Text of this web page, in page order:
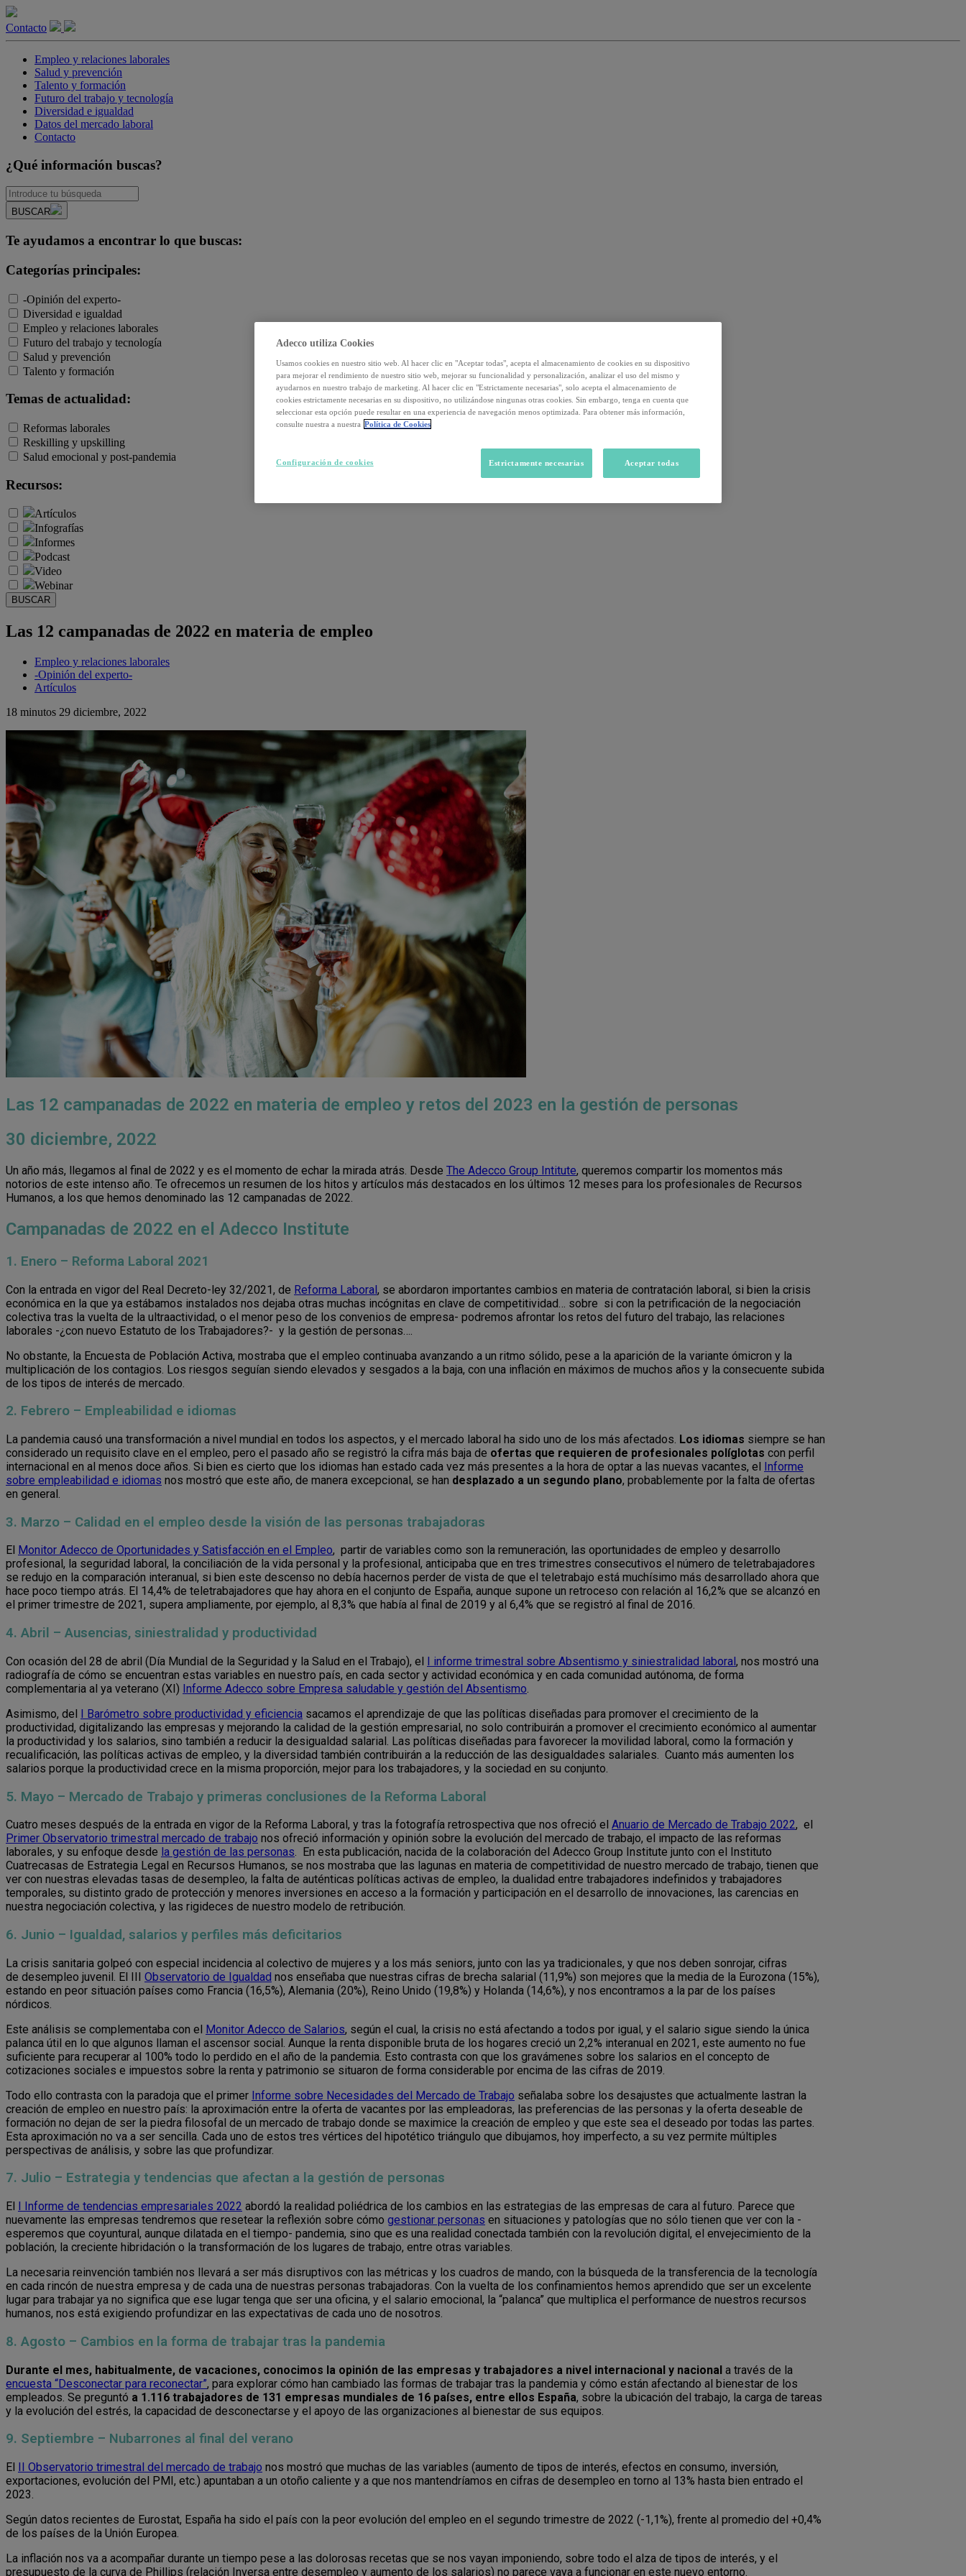
Contacto
Empleo y relaciones laborales
Salud y prevención
Talento y formación
Futuro del trabajo y tecnología
Diversidad e igualdad
Datos del mercado laboral
Contacto
¿Qué información buscas?
BUSCAR
Te ayudamos a encontrar lo que buscas:
Categorías principales:
-Opinión del experto-
Diversidad e igualdad
Empleo y relaciones laborales
Futuro del trabajo y tecnología
Salud y prevención
Talento y formación
Temas de actualidad:
Reformas laborales
Reskilling y upskilling
Salud emocional y post-pandemia
Recursos:
Artículos
Infografías
Informes
Podcast
Video
Webinar
BUSCAR
Las 12 campanadas de 2022 en materia de empleo
Empleo y relaciones laborales
-Opinión del experto-
Artículos
18 minutos 29 diciembre, 2022
Las 12 campanadas de 2022 en materia de empleo y retos del 2023 en la gestión de personas
30 diciembre, 2022
Un año más, llegamos al final de 2022 y es el momento de echar la mirada atrás. Desde The Adecco Group Intitute, queremos compartir los momentos más
notorios de este intenso año. Te ofrecemos un resumen de los hitos y artículos más destacados en los últimos 12 meses para los profesionales de Recursos
Humanos, a los que hemos denominado las 12 campanadas de 2022.
Campanadas de 2022 en el Adecco Institute
1. Enero – Reforma Laboral 2021
Con la entrada en vigor del Real Decreto-ley 32/2021, de Reforma Laboral, se abordaron importantes cambios en materia de contratación laboral, si bien la crisis
económica en la que ya estábamos instalados nos dejaba otras muchas incógnitas en clave de competitividad… sobre si con la petrificación de la negociación
colectiva tras la vuelta de la ultraactividad, o el menor peso de los convenios de empresa- podremos afrontar los retos del futuro del trabajo, las relaciones
laborales -¿con nuevo Estatuto de los Trabajadores?- y la gestión de personas….
No obstante, la Encuesta de Población Activa, mostraba que el empleo continuaba avanzando a un ritmo sólido, pese a la aparición de la variante ómicron y la
multiplicación de los contagios. Los riesgos seguían siendo elevados y sesgados a la baja, con una inflación en máximos de muchos años y la consecuente subida
de los tipos de interés de mercado.
2. Febrero – Empleabilidad e idiomas
La pandemia causó una transformación a nivel mundial en todos los aspectos, y el mercado laboral ha sido uno de los más afectados. Los idiomas siempre se han
considerado un requisito clave en el empleo, pero el pasado año se registró la cifra más baja de ofertas que requieren de profesionales políglotas con perfil
internacional en al menos doce años. Si bien es cierto que los idiomas han estado cada vez más presentes a la hora de optar a las nuevas vacantes, el Informe
sobre empleabilidad e idiomas nos mostró que este año, de manera excepcional, se han desplazado a un segundo plano, probablemente por la falta de ofertas
en general.
3. Marzo – Calidad en el empleo desde la visión de las personas trabajadoras
El Monitor Adecco de Oportunidades y Satisfacción en el Empleo, partir de variables como son la remuneración, las oportunidades de empleo y desarrollo
profesional, la seguridad laboral, la conciliación de la vida personal y la profesional, anticipaba que en tres trimestres consecutivos el número de teletrabajadores
se redujo en la comparación interanual, si bien este descenso no debía hacernos perder de vista de que el teletrabajo está muchísimo más desarrollado ahora que
hace poco tiempo atrás. El 14,4% de teletrabajadores que hay ahora en el conjunto de España, aunque supone un retroceso con relación al 16,2% que se alcanzó en
el primer trimestre de 2021, supera ampliamente, por ejemplo, al 8,3% que había al final de 2019 y al 6,4% que se registró al final de 2016.
4. Abril – Ausencias, siniestralidad y productividad
Con ocasión del 28 de abril (Día Mundial de la Seguridad y la Salud en el Trabajo), el I informe trimestral sobre Absentismo y siniestralidad laboral, nos mostró una
radiografía de cómo se encuentran estas variables en nuestro país, en cada sector y actividad económica y en cada comunidad autónoma, de forma
complementaria al ya veterano (XI) Informe Adecco sobre Empresa saludable y gestión del Absentismo.
Asimismo, del I Barómetro sobre productividad y eficiencia sacamos el aprendizaje de que las políticas diseñadas para promover el crecimiento de la
productividad, digitalizando las empresas y mejorando la calidad de la gestión empresarial, no solo contribuirán a promover el crecimiento económico al aumentar
la productividad y los salarios, sino también a reducir la desigualdad salarial. Las políticas diseñadas para favorecer la movilidad laboral, como la formación y
recualificación, las políticas activas de empleo, y la diversidad también contribuirán a la reducción de las desigualdades salariales. Cuanto más aumenten los
salarios porque la productividad crece en la misma proporción, mejor para los trabajadores, y la sociedad en su conjunto.
5. Mayo – Mercado de Trabajo y primeras conclusiones de la Reforma Laboral
Cuatro meses después de la entrada en vigor de la Reforma Laboral, y tras la fotografía retrospectiva que nos ofreció el Anuario de Mercado de Trabajo 2022, el
Primer Observatorio trimestral mercado de trabajo nos ofreció información y opinión sobre la evolución del mercado de trabajo, el impacto de las reformas
laborales, y su enfoque desde la gestión de las personas. En esta publicación, nacida de la colaboración del Adecco Group Institute junto con el Instituto
Cuatrecasas de Estrategia Legal en Recursos Humanos, se nos mostraba que las lagunas en materia de competitividad de nuestro mercado de trabajo, tienen que
ver con nuestras elevadas tasas de desempleo, la falta de auténticas políticas activas de empleo, la dualidad entre trabajadores indefinidos y trabajadores
temporales, su distinto grado de protección y menores inversiones en acceso a la formación y participación en el desarrollo de innovaciones, las carencias en
nuestra negociación colectiva, y las rigideces de nuestro modelo de retribución.
6. Junio – Igualdad, salarios y perfiles más deficitarios
La crisis sanitaria golpeó con especial incidencia al colectivo de mujeres y a los más seniors, junto con las ya tradicionales, y que nos deben sonrojar, cifras
de desempleo juvenil. El III Observatorio de Igualdad nos enseñaba que nuestras cifras de brecha salarial (11,9%) son mejores que la media de la Eurozona (15%),
estando en peor situación países como Francia (16,5%), Alemania (20%), Reino Unido (19,8%) y Holanda (14,6%), y nos encontramos a la par de los países
nórdicos.
Este análisis se complementaba con el Monitor Adecco de Salarios, según el cual, la crisis no está afectando a todos por igual, y el salario sigue siendo la única
palanca útil en lo que algunos llaman el ascensor social. Aunque la renta disponible bruta de los hogares creció un 2,2% interanual en 2021, este aumento no fue
suficiente para recuperar al 100% todo lo perdido en el año de la pandemia. Esto contrasta con que los gravámenes sobre los salarios en el concepto de
cotizaciones sociales e impuestos sobre la renta y patrimonio se situaron de forma considerable por encima de las cifras de 2019.
Todo ello contrasta con la paradoja que el primer Informe sobre Necesidades del Mercado de Trabajo señalaba sobre los desajustes que actualmente lastran la
creación de empleo en nuestro país: la aproximación entre la oferta de vacantes por las empleadoras, las preferencias de las personas y la oferta deseable de
formación no dejan de ser la piedra filosofal de un mercado de trabajo donde se maximice la creación de empleo y que este sea el deseado por todas las partes.
Esta aproximación no va a ser sencilla. Cada uno de estos tres vértices del hipotético triángulo que dibujamos, hoy imperfecto, a su vez permite múltiples
perspectivas de análisis, y sobre las que profundizar.
7. Julio – Estrategia y tendencias que afectan a la gestión de personas
El I Informe de tendencias empresariales 2022 abordó la realidad poliédrica de los cambios en las estrategias de las empresas de cara al futuro. Parece que
nuevamente las empresas tendremos que resetear la reflexión sobre cómo gestionar personas en situaciones y patologías que no sólo tienen que ver con la -
esperemos que coyuntural, aunque dilatada en el tiempo- pandemia, sino que es una realidad conectada también con la revolución digital, el envejecimiento de la
población, la creciente hibridación o la transformación de los lugares de trabajo, entre otras variables.
La necesaria reinvención también nos llevará a ser más disruptivos con las métricas y los cuadros de mando, con la búsqueda de la transferencia de la tecnología
en cada rincón de nuestra empresa y de cada una de nuestras personas trabajadoras. Con la vuelta de los confinamientos hemos aprendido que ser un excelente
lugar para trabajar ya no significa que ese lugar tenga que ser una oficina, y el salario emocional, la “palanca” que multiplica el performance de nuestros recursos
humanos, nos está exigiendo profundizar en las expectativas de cada uno de nosotros.
8. Agosto – Cambios en la forma de trabajar tras la pandemia
Durante el mes, habitualmente, de vacaciones, conocimos la opinión de las empresas y trabajadores a nivel internacional y nacional a través de la
encuesta “Desconectar para reconectar”, para explorar cómo han cambiado las formas de trabajar tras la pandemia y cómo están afectando al bienestar de los
empleados. Se preguntó a 1.116 trabajadores de 131 empresas mundiales de 16 países, entre ellos España, sobre la ubicación del trabajo, la carga de tareas
y la evolución del estrés, la capacidad de desconectarse y el apoyo de las organizaciones al bienestar de sus equipos.
9. Septiembre – Nubarrones al final del verano
El II Observatorio trimestral del mercado de trabajo nos mostró que muchas de las variables (aumento de tipos de interés, efectos en consumo, inversión,
exportaciones, evolución del PMI, etc.) apuntaban a un otoño caliente y a que nos mantendríamos en cifras de desempleo en torno al 13% hasta bien entrado el
2023.
Según datos recientes de Eurostat, España ha sido el país con la peor evolución del empleo en el segundo trimestre de 2022 (-1,1%), frente al promedio del +0,4%
de los países de la Unión Europea.
La inflación nos va a acompañar durante un tiempo pese a las dolorosas recetas que se nos vayan imponiendo, sobre todo el alza de tipos de interés, y el
presupuesto de la curva de Phillips (relación Inversa entre desempleo y aumento de los salarios) no parece vaya a funcionar en este nuevo entorno.
Adecco utiliza Cookies
Usamos cookies en nuestro sitio web. Al hacer clic en "Aceptar todas", acepta el almacenamiento de cookies en su dispositivo
para mejorar el rendimiento de nuestro sitio web, mejorar su funcionalidad y personalización, analizar el uso del mismo y
ayudarnos en nuestro trabajo de marketing. Al hacer clic en "Estrictamente necesarias", solo acepta el almacenamiento de
cookies estrictamente necesarias en su dispositivo, no utilizándose ningunas otras cookies. Sin embargo, tenga en cuenta que
seleccionar esta opción puede resultar en una experiencia de navegación menos optimizada. Para obtener más información,
consulte nuestra a nuestra Política de Cookies
Estrictamente necesarias Aceptar todas
Configuración de cookies